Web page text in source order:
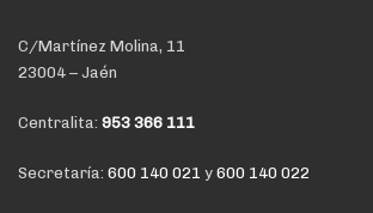
C/Martínez Molina, 11
23004 – Jaén
Centralita: 953 366 111
Secretaría: 600 140 021 y 600 140 022